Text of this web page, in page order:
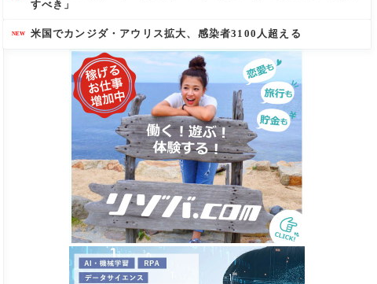
すべき」
NEW 米国でカンジダ・アウリス拡大、感染者3100人超える